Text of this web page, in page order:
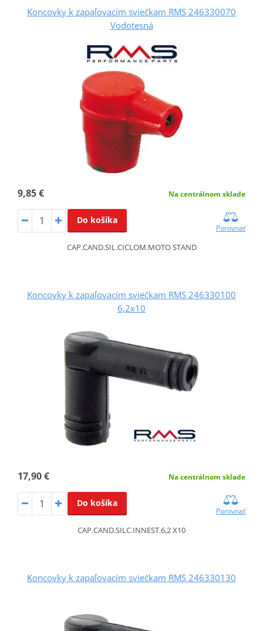
Koncovky k zapaľovacím sviečkam RMS 246330070
Vodotesná
9,85 € Na centrálnom sklade
Do košíka
Porovnať
CAP.CAND.SIL.CICLOM.MOTO STAND
Koncovky k zapaľovacím sviečkam RMS 246330100
6,2x10
17,90 € Na centrálnom sklade
Do košíka
Porovnať
CAP.CAND.SILC.INNEST.6,2 X10
Koncovky k zapaľovacím sviečkam RMS 246330130